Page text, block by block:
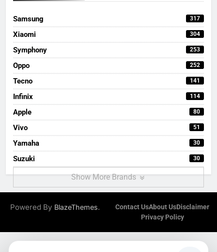
Samsung 317
Xiaomi 304
Symphony 253
Oppo 252
Tecno 141
Infinix 114
Apple 80
Vivo 51
Yamaha 30
Suzuki 30
Show More Brands
Powered By BlazeThemes. Contact UsAbout UsDisclaimer
Privacy Policy